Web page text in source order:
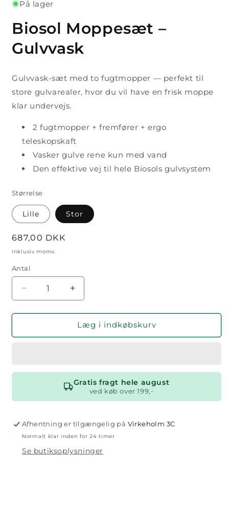
På lager
Biosol Moppesæt –
Gulvvask
Gulvvask-sæt med to fugtmopper — perfekt til
store gulvarealer, hvor du vil have en frisk moppe
klar undervejs.
2 fugtmopper + fremfører + ergo
teleskopskaft
Vasker gulve rene kun med vand
Den effektive vej til hele Biosols gulvsystem
Størrelse
Lille Stor
Normalpris
687,00 DKK
Inklusiv moms.
Antal
Antal
Reducer
antallet
for
Moppesæt
Øg
antallet
for
Biosol
Moppesæt
Læg i indkøbskurv
Gratis fragt hele august
ved køb over 199,-
Afhentning er tilgængelig på Virkeholm 3C
Normalt klar inden for 24 timer
Se butiksoplysninger